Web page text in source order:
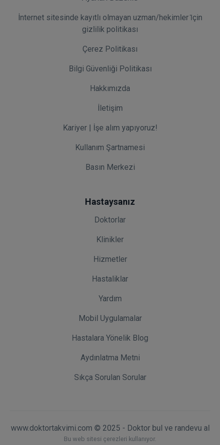
İnternet sitesinde kayıtlı olmayan uzman/hekimler i̇çin
gizlilik politikası
Çerez Politikası
Bilgi Güvenliği Politikası
Hakkımızda
İletişim
Kariyer | İşe alım yapıyoruz!
Kullanım Şartnamesi
Basın Merkezi
Hastaysanız
Doktorlar
Klinikler
Hizmetler
Hastaliklar
Yardım
Mobil Uygulamalar
Hastalara Yönelik Blog
Aydınlatma Metni
Sıkça Sorulan Sorular
www.doktortakvimi.com © 2025 - Doktor bul ve randevu al
Bu web sitesi çerezleri kullanıyor.